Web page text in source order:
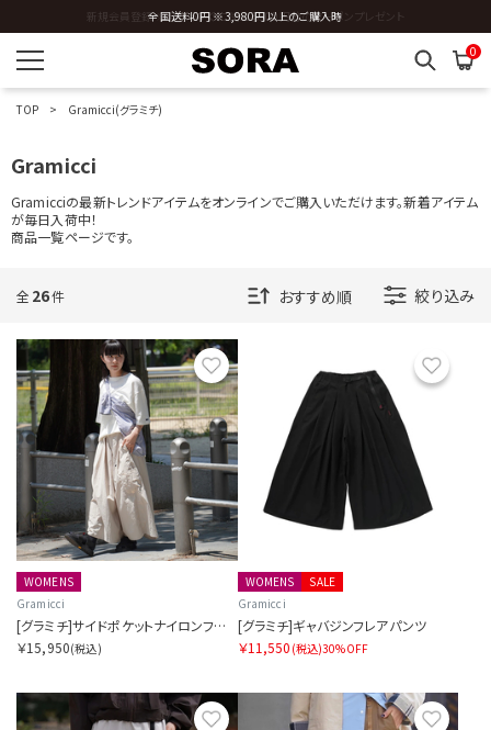
全国送料0円 ※3,980円以上のご購入時
0
TOP Gramicci(グラミチ)
Gramicci
Gramicciの最新トレンドアイテムをオンラインでご購入いただけます。新着アイテム
が毎日入荷中！
商品一覧ページです。
全 26件 絞り込み
お気に入り
WOMENS
Gramicci
[グラミチ]サイドポケットナイロンフレアパンツ SORA別注
￥15,950(税込)
SALE
WOMENS
Gramicci
[グラミチ]ギャバジンフレアパンツ
￥11,550 (税込)30%OFF
お気に入り お気